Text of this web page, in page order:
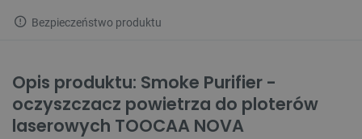
Bezpieczeństwo produktu
Opis produktu: Smoke Purifier -
oczyszczacz powietrza do ploterów
laserowych TOOCAA NOVA